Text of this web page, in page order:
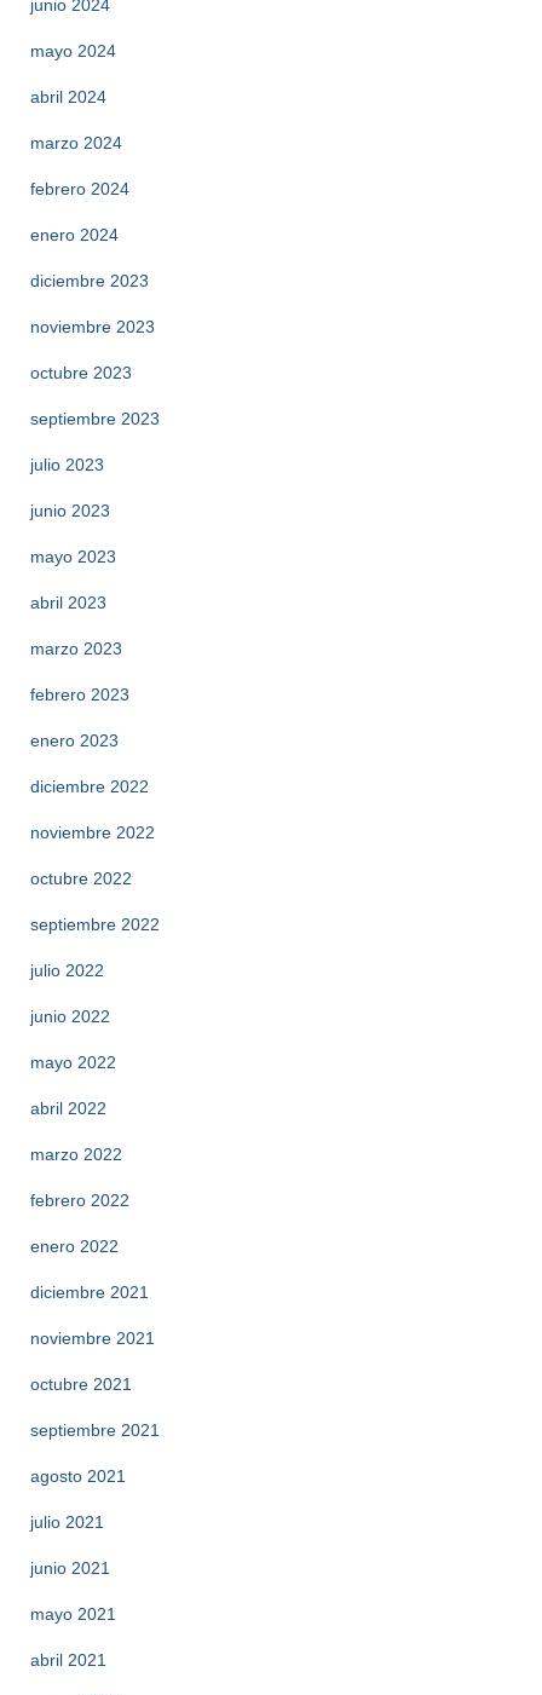
junio 2024
mayo 2024
abril 2024
marzo 2024
febrero 2024
enero 2024
diciembre 2023
noviembre 2023
octubre 2023
septiembre 2023
julio 2023
junio 2023
mayo 2023
abril 2023
marzo 2023
febrero 2023
enero 2023
diciembre 2022
noviembre 2022
octubre 2022
septiembre 2022
julio 2022
junio 2022
mayo 2022
abril 2022
marzo 2022
febrero 2022
enero 2022
diciembre 2021
noviembre 2021
octubre 2021
septiembre 2021
agosto 2021
julio 2021
junio 2021
mayo 2021
abril 2021